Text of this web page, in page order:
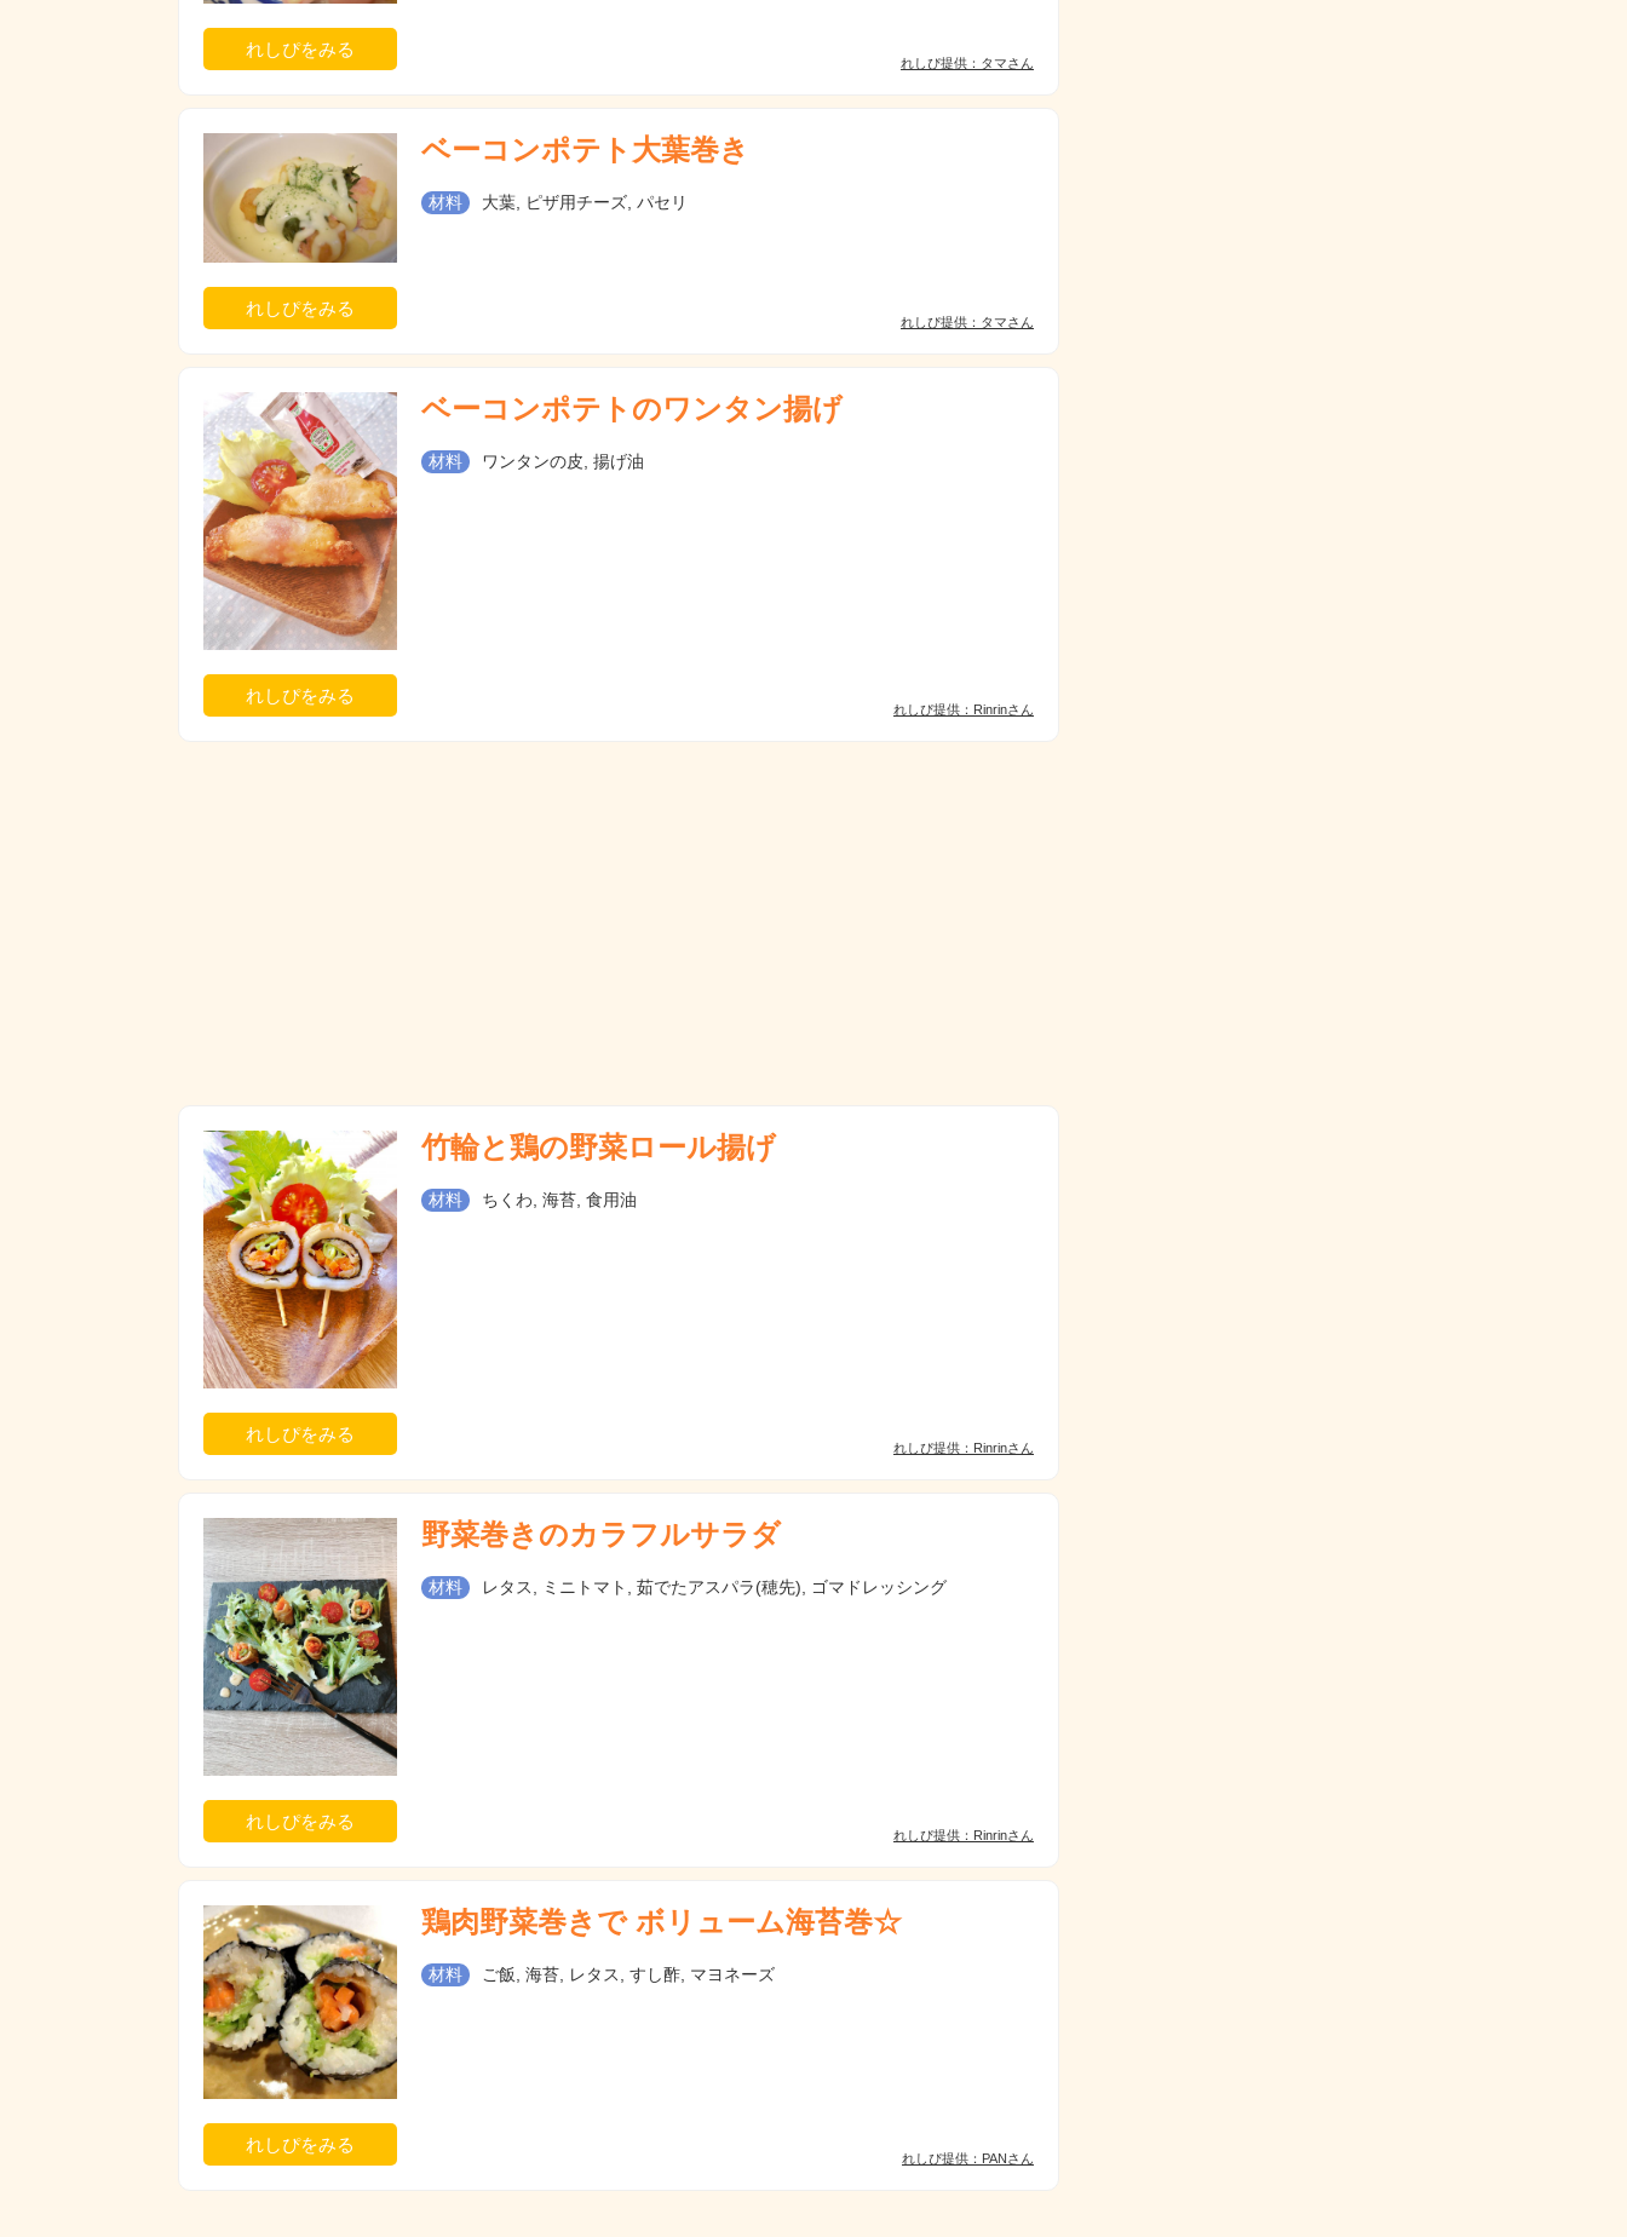
れしぴをみる
れしぴ提供：タマさん
れしぴをみる
ベーコンポテト大葉巻き
材料 大葉, ピザ用チーズ, パセリ
れしぴ提供：タマさん
れしぴをみる
ベーコンポテトのワンタン揚げ
材料 ワンタンの皮, 揚げ油
れしぴ提供：Rinrinさん
れしぴをみる
竹輪と鶏の野菜ロール揚げ
材料 ちくわ, 海苔, 食用油
れしぴ提供：Rinrinさん
れしぴをみる
野菜巻きのカラフルサラダ
材料 レタス, ミニトマト, 茹でたアスパラ(穂先), ゴマドレッシング
れしぴ提供：Rinrinさん
れしぴをみる
鶏肉野菜巻きで ボリューム海苔巻☆
材料 ご飯, 海苔, レタス, すし酢, マヨネーズ
れしぴ提供：PANさん